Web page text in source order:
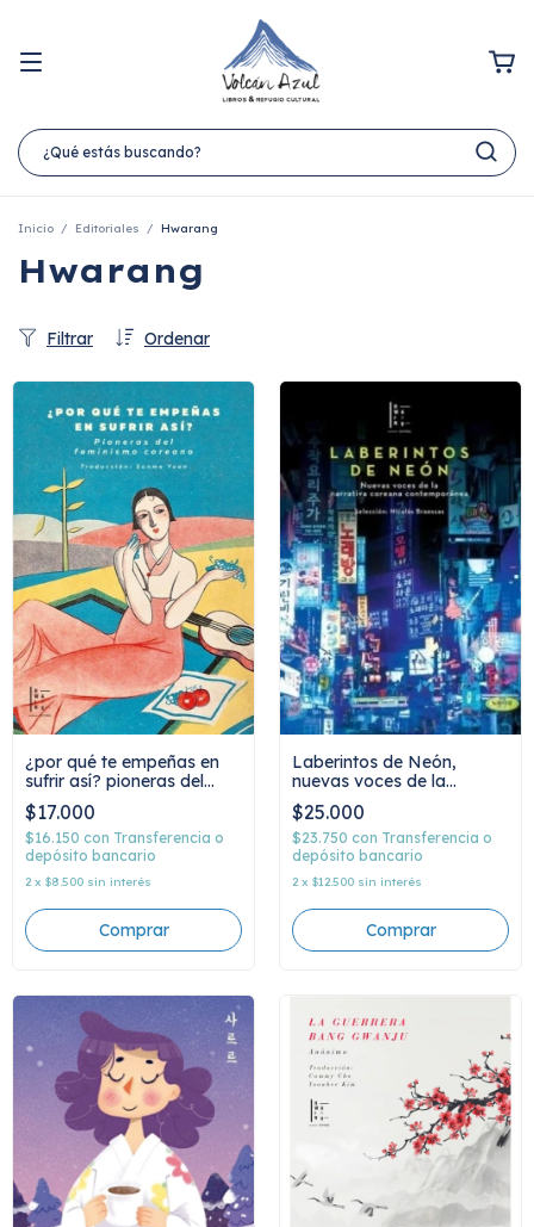
Inicio / Editoriales / Hwarang
Hwarang
Ordenar
Filtrar
¿por qué te empeñas en
sufrir así? pioneras del
feminismo coreano. kim
myeongsun, na hyeseok y
kim iryeop
$17.000
$16.150 con Transferencia o
depósito bancario
2 x $8.500 sin interés
Laberintos de Neón,
nuevas voces de la
narrativa coreana
contemporánea
$25.000
$23.750 con Transferencia o
depósito bancario
2 x $12.500 sin interés